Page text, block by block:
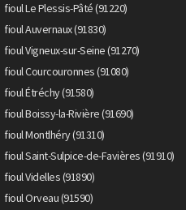
fioul Le Plessis-Pâté (91220)
fioul Auvernaux (91830)
fioul Vigneux-sur-Seine (91270)
fioul Courcouronnes (91080)
fioul Étréchy (91580)
fioul Boissy-la-Rivière (91690)
fioul Montlhéry (91310)
fioul Saint-Sulpice-de-Favières (91910)
fioul Videlles (91890)
fioul Orveau (91590)